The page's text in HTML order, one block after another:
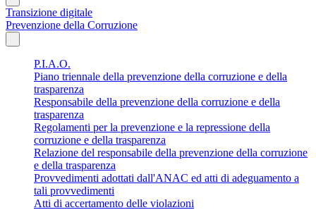
Transizione digitale
Prevenzione della Corruzione
P.I.A.O.
Piano triennale della prevenzione della corruzione e della
trasparenza
Responsabile della prevenzione della corruzione e della
trasparenza
Regolamenti per la prevenzione e la repressione della
corruzione e della trasparenza
Relazione del responsabile della prevenzione della corruzione
e della trasparenza
Provvedimenti adottati dall'ANAC ed atti di adeguamento a
tali provvedimenti
Atti di accertamento delle violazioni